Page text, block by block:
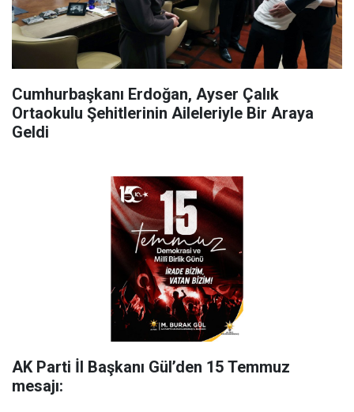
Cumhurbaşkanı Erdoğan, Ayser Çalık
Ortaokulu Şehitlerinin Aileleriyle Bir Araya
Geldi
AK Parti İl Başkanı Gül’den 15 Temmuz
mesajı: